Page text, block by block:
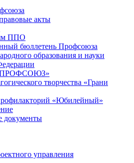
акты
ППО
бюллетень Профсоюза
образования и науки
ПРОФСОЮЗ»
творчества «Грани
«Юбилейный»
документы
управления